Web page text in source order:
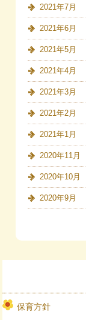
2021年7月
2021年6月
2021年5月
2021年4月
2021年3月
2021年2月
2021年1月
2020年11月
2020年10月
2020年9月
保育方針